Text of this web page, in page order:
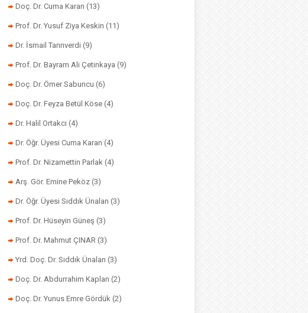
Doç. Dr. Cuma Karan (13)
Prof. Dr. Yusuf Ziya Keskin (11)
Dr. İsmail Tanrıverdi (9)
Prof. Dr. Bayram Ali Çetinkaya (9)
Doç. Dr. Ömer Sabuncu (6)
Doç. Dr. Feyza Betül Köse (4)
Dr. Halil Ortakcı (4)
Dr. Öğr. Üyesi Cuma Karan (4)
Prof. Dr. Nizamettin Parlak (4)
Arş. Gör. Emine Peköz (3)
Dr. Öğr. Üyesi Sıddık Ünalan (3)
Prof. Dr. Hüseyin Güneş (3)
Prof. Dr. Mahmut ÇINAR (3)
Yrd. Doç. Dr. Sıddık Ünalan (3)
Doç. Dr. Abdurrahim Kaplan (2)
Doç. Dr. Yunus Emre Gördük (2)